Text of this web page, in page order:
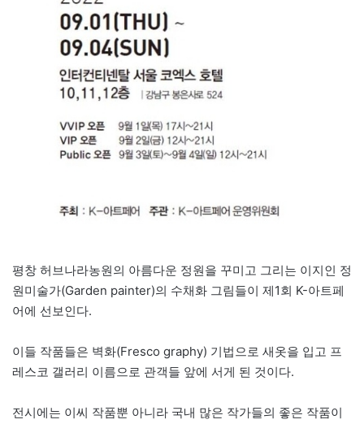
평창 허브나라농원의 아름다운 정원을 꾸미고 그리는 이지인 정
원미술가(Garden painter)의 수채화 그림들이 제1회 K-아트페
어에 선보인다.
이들 작품들은 벽화(Fresco graphy) 기법으로 새옷을 입고 프
레스코 갤러리 이름으로 관객들 앞에 서게 된 것이다.
전시에는 이씨 작품뿐 아니라 국내 많은 작가들의 좋은 작품이